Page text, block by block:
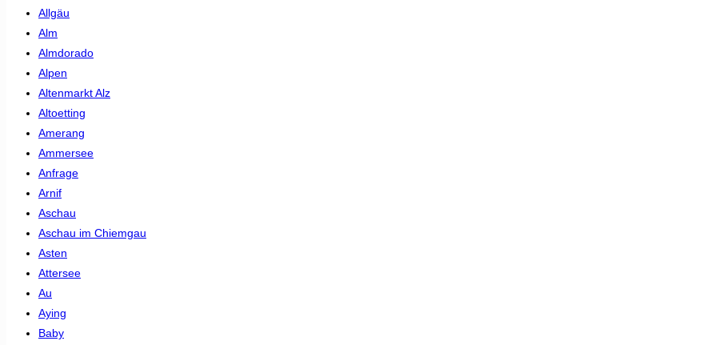
Allgäu
Alm
Almdorado
Alpen
Altenmarkt Alz
Altoetting
Amerang
Ammersee
Anfrage
Arnif
Aschau
Aschau im Chiemgau
Asten
Attersee
Au
Aying
Baby